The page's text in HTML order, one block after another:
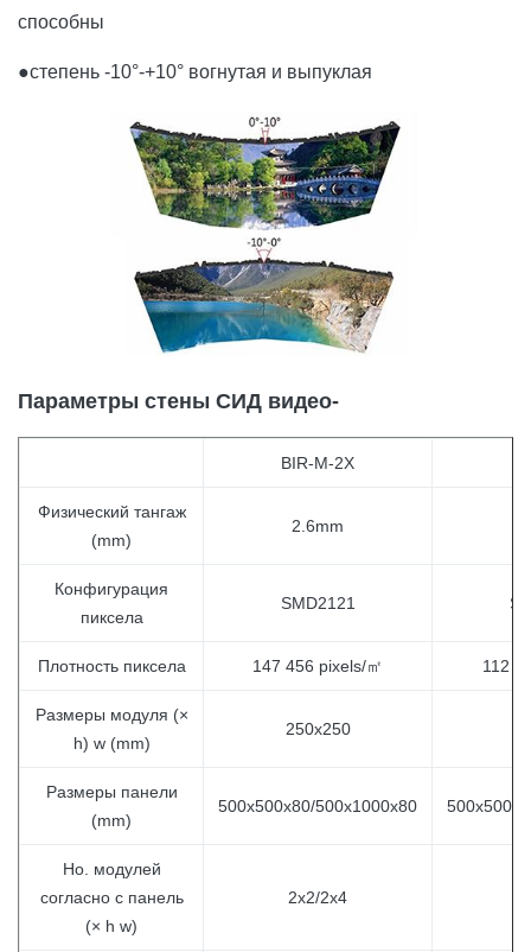
способны
●степень -10°-+10° вогнутая и выпуклая
Параметры стены СИД видео-
BIR-M-2X
Физический тангаж
(mm)
2.6mm
Конфигурация
пиксела
SMD2121
Плотность пиксела 147 456 pixels/㎡ 112
Размеры модуля (×
h) w (mm)
250x250
Размеры панели
(mm)
500x500x80/500x1000x80
Но. модулей
согласно с панель
(× h w)
2x2/2x4